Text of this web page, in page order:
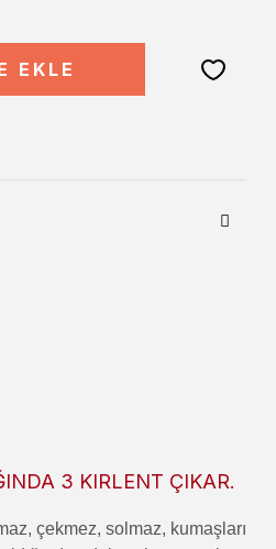
EKLE
3 KIRLENT ÇIKAR.
çekmez, solmaz, kumaşları